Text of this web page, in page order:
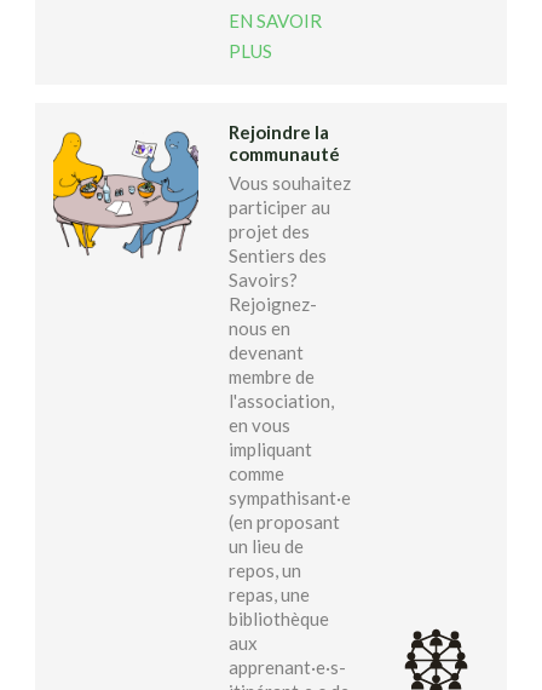
EN SAVOIR
PLUS
Rejoindre la
communauté
Vous souhaitez
participer au
projet des
Sentiers des
Savoirs?
Rejoignez-
nous en
devenant
membre de
l'association,
en vous
impliquant
comme
sympathisant·e
(en proposant
un lieu de
repos, un
repas, une
bibliothèque
aux
apprenant·e·s-